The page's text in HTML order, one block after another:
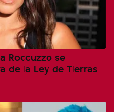
Roccuzzo se
de la Ley de Tierras